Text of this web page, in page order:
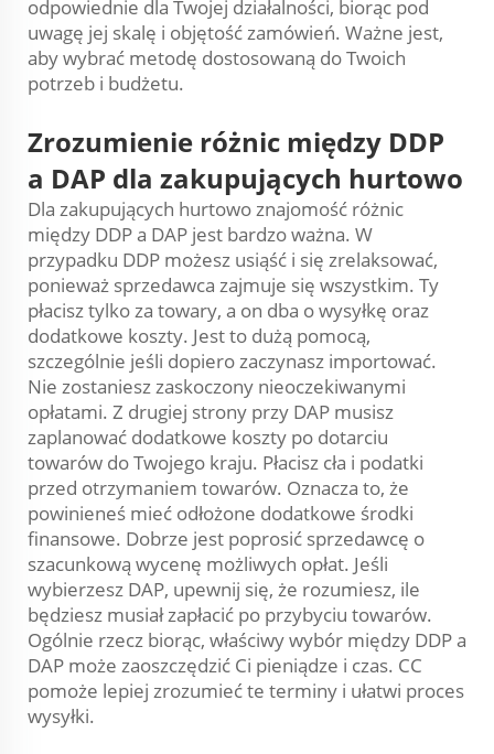
odpowiednie dla Twojej działalności, biorąc pod
uwagę jej skalę i objętość zamówień. Ważne jest,
aby wybrać metodę dostosowaną do Twoich
potrzeb i budżetu.
Zrozumienie różnic między DDP
a DAP dla zakupujących hurtowo
Dla zakupujących hurtowo znajomość różnic
między DDP a DAP jest bardzo ważna. W
przypadku DDP możesz usiąść i się zrelaksować,
ponieważ sprzedawca zajmuje się wszystkim. Ty
płacisz tylko za towary, a on dba o wysyłkę oraz
dodatkowe koszty. Jest to dużą pomocą,
szczególnie jeśli dopiero zaczynasz importować.
Nie zostaniesz zaskoczony nieoczekiwanymi
opłatami. Z drugiej strony przy DAP musisz
zaplanować dodatkowe koszty po dotarciu
towarów do Twojego kraju. Płacisz cła i podatki
przed otrzymaniem towarów. Oznacza to, że
powinieneś mieć odłożone dodatkowe środki
finansowe. Dobrze jest poprosić sprzedawcę o
szacunkową wycenę możliwych opłat. Jeśli
wybierzesz DAP, upewnij się, że rozumiesz, ile
będziesz musiał zapłacić po przybyciu towarów.
Ogólnie rzecz biorąc, właściwy wybór między DDP a
DAP może zaoszczędzić Ci pieniądze i czas. CC
pomoże lepiej zrozumieć te terminy i ułatwi proces
wysyłki.